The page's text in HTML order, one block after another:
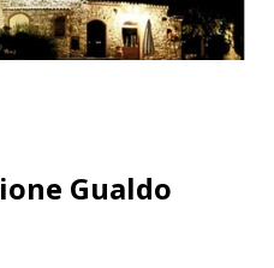
Gualdo